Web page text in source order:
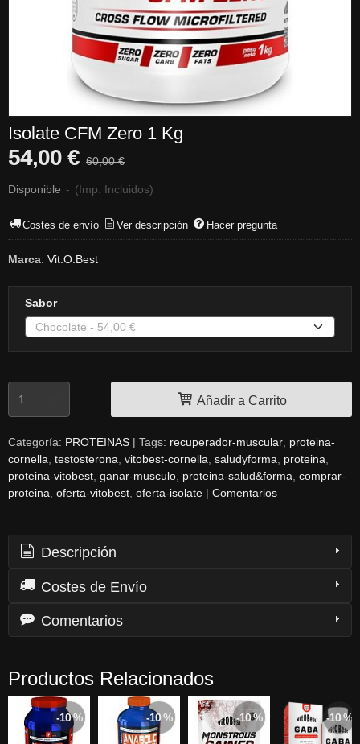
Isolate CFM Zero 1 Kg
54,00 € 60,00 €
Disponible - (Imp. Incluidos)
Costes de envío Ver descripción Hacer pregunta
Marca: Vit.O.Best
Sabor
Añadir a Carrito
Categoría: PROTEINAS | Tags: recuperador-muscular proteina-
cornella testosterona vitobest-cornella saludyforma
proteina
proteina-vitobest ganar-musculo proteina-salud&forma comprar-
proteina oferta-vitobest oferta-isolate | Comentarios
Descripción
Costes de Envío
Comentarios
Productos Relacionados
-10 % -10 % -10 % -10 %